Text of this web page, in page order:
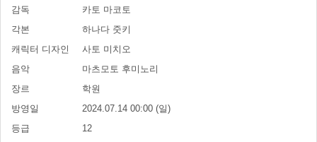
감독
카토 마코토
각본
하나다 줏키
캐릭터 디자인
사토 미치오
음악
마츠모토 후미노리
장르
학원
방영일
2024.07.14 00:00 (일)
등급
12